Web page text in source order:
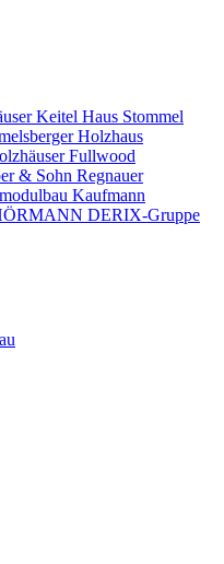
Keitel Haus Stommel
Holzhaus
Fullwood
& Sohn Regnauer
Kaufmann
DERIX-Gruppe